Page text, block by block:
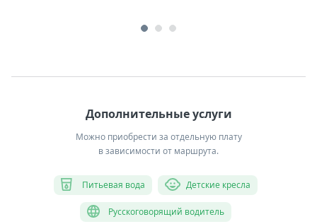
Дополнительные услуги
Можно приобрести за отдельную плату
в зависимости от маршрута.
Питьевая вода Детские кресла
Русскоговорящий водитель